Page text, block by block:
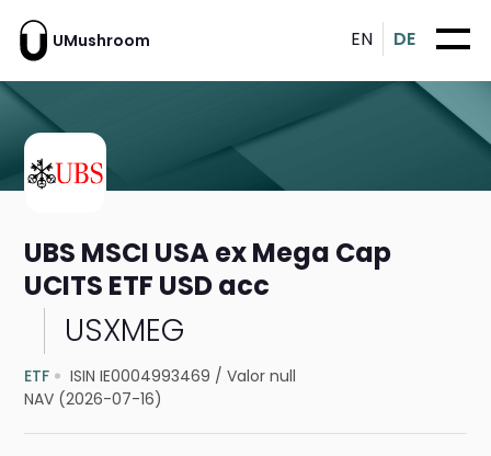
UMushroom EN DE
UBS MSCI USA ex Mega Cap
UCITS ETF USD acc
USXMEG
ETF ISIN IE0004993469 /Valor null
NAV (2026-07-16)